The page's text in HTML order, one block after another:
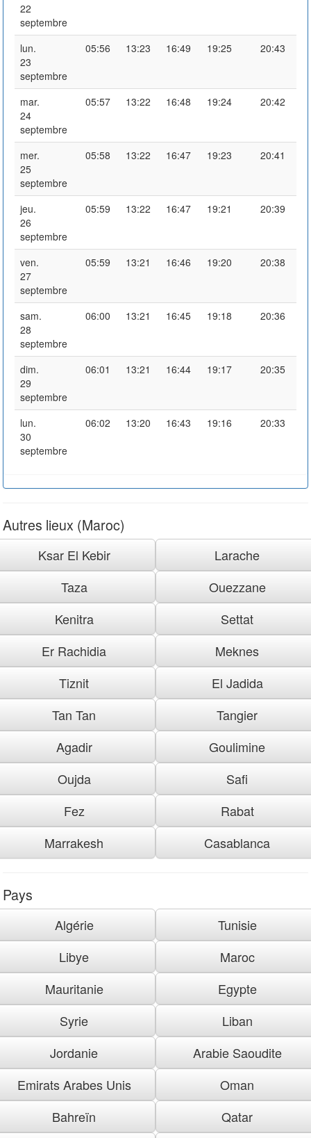
22
septembre
lun.
23
septembre
05:56 13:23 16:49 19:25 20:43
mar.
24
septembre
05:57 13:22 16:48 19:24 20:42
mer.
25
septembre
05:58 13:22 16:47 19:23 20:41
jeu.
26
septembre
05:59 13:22 16:47 19:21 20:39
ven.
27
septembre
05:59 13:21 16:46 19:20 20:38
sam.
28
septembre
06:00 13:21 16:45 19:18 20:36
dim.
29
septembre
06:01 13:21 16:44 19:17 20:35
lun.
30
septembre
06:02 13:20 16:43 19:16 20:33
Autres lieux (Maroc)
Ksar El Kebir
Larache
Taza
Ouezzane
Kenitra
Settat
Er Rachidia
Meknes
Tiznit
El Jadida
Tan Tan
Tangier
Agadir
Goulimine
Oujda
Safi
Fez
Rabat
Marrakesh
Casablanca
Pays
Algérie
Tunisie
Libye
Maroc
Mauritanie
Egypte
Syrie
Liban
Jordanie
Arabie Saoudite
Emirats Arabes Unis
Oman
Bahreïn
Qatar